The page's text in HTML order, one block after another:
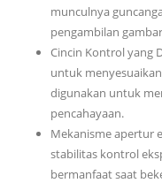
munculnya
pengambilan
Cincin Kontrol yang
untuk
digunakan untuk
pencahayaan.
Mekanisme apertur
stabilitas kontrol
bermanfaat saat